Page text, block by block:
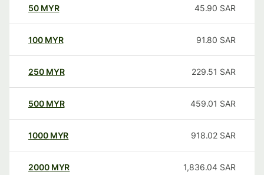
50 MYR 45.90 SAR
100 MYR 91.80 SAR
250 MYR 229.51 SAR
500 MYR 459.01 SAR
1000 MYR 918.02 SAR
2000 MYR 1,836.04 SAR